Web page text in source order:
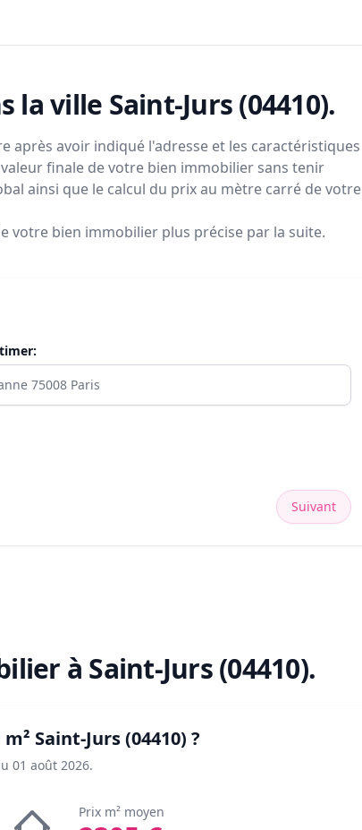
la ville Saint-Jurs (04410).
avoir indiqué l'adresse et les caractéristiques
finale de votre bien immobilier sans tenir
ainsi que le calcul du prix au mètre carré de votre
votre bien immobilier plus précise par la suite.
Suivant
à Saint-Jurs (04410).
Saint-Jurs (04410) ?
01 août 2026.
Prix m² moyen